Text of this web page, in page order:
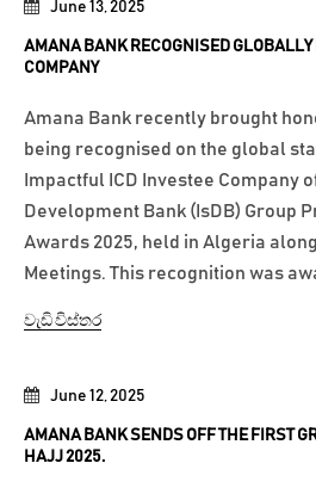
June 12, 2025
AMANA BANK SENDS OFF THE FIRST
HAJJ 2025.
June 13, 2025
AMANA BANK RECOGNISED GLOBALLY
COMPANY
Amana Bank recently brought
being recognised on the global
Impactful ICD Investee Company
Development Bank (IsDB) Group
Awards 2025, held in Algeria
Meetings. This recognition was
වැඩි විස්තර